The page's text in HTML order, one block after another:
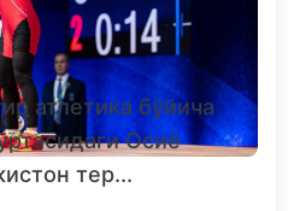
атлетика бўйича
Осиё
тер...